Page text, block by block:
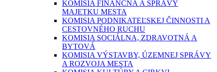
KOMISIA FINANČNÁ A SPRÁVY
MAJETKU MESTA
KOMISIA PODNIKATEĽSKEJ ČINNOSTI A
CESTOVNÉHO RUCHU
KOMISIA SOCIÁLNA, ZDRAVOTNÁ A
BYTOVÁ
KOMISIA VÝSTAVBY, ÚZEMNEJ SPRÁVY
A ROZVOJA MESTA